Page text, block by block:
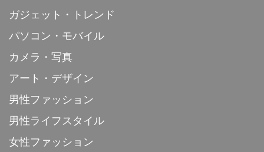
ガジェット・トレンド
パソコン・モバイル
カメラ・写真
アート・デザイン
男性ファッション
男性ライフスタイル
女性ファッション